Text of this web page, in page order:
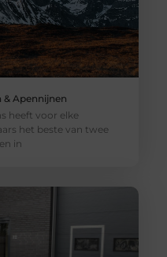
& Apennijnen
heeft voor elke
het beste van twee
in